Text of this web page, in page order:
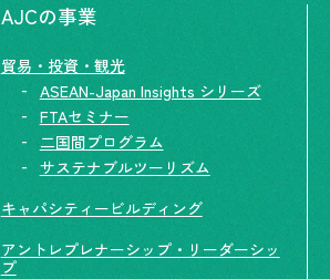
AJCの事業
貿易・投資・観光
ASEAN-Japan Insights シリーズ
FTAセミナー
二国間プログラム
サステナブルツーリズム
キャパシティービルディング
アントレプレナーシップ・リーダーシッ
プ